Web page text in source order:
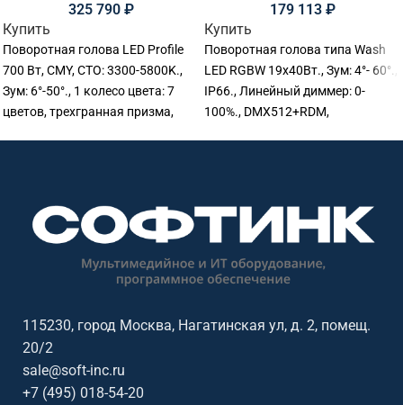
325 790 ₽
Купить
Поворотная голова LED Profile
700 Вт, CMY, CTO: 3300-5800K.,
Зум: 6°-50°., 1 колесо цвета: 7
цветов, трехгранная призма,
179 113 ₽
Купить
Поворотная голова типа Wash
LED RGBW 19х40Вт., Зум: 4°- 60°.,
IP66., Линейный диммер: 0-
100%., DMX512+RDM,
115230, город Москва, Нагатинская ул, д. 2, помещ.
20/2
sale@soft-inc.ru
+7 (495) 018-54-20